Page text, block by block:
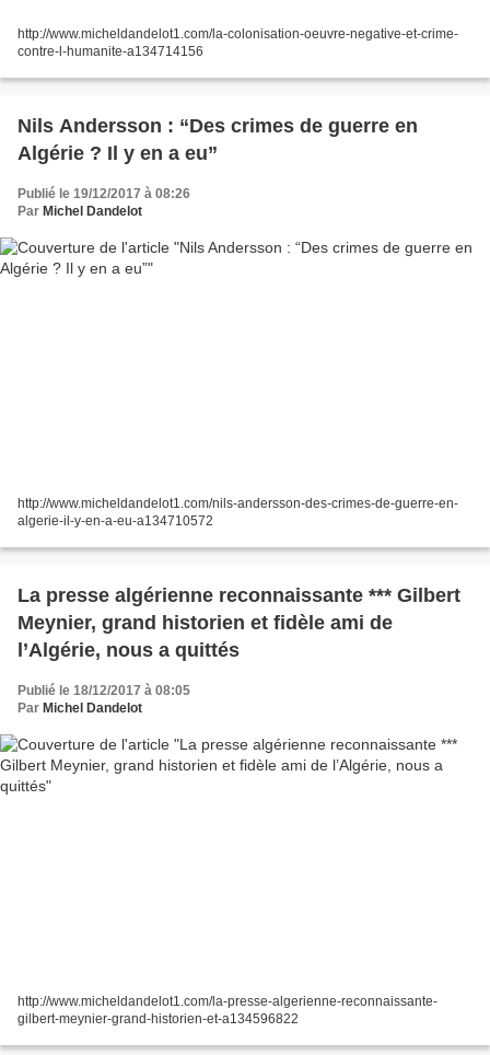
http://www.micheldandelot1.com/la-colonisation-oeuvre-negative-et-crime-
contre-l-humanite-a134714156
Nils Andersson : “Des crimes de guerre en
Algérie ? Il y en a eu”
Publié le 19/12/2017 à 08:26
Par Michel Dandelot
http://www.micheldandelot1.com/nils-andersson-des-crimes-de-guerre-en-
algerie-il-y-en-a-eu-a134710572
La presse algérienne reconnaissante *** Gilbert
Meynier, grand historien et fidèle ami de
l’Algérie, nous a quittés
Publié le 18/12/2017 à 08:05
Par Michel Dandelot
http://www.micheldandelot1.com/la-presse-algerienne-reconnaissante-
gilbert-meynier-grand-historien-et-a134596822